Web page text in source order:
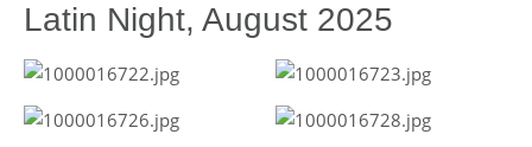
Latin Night, August 2025